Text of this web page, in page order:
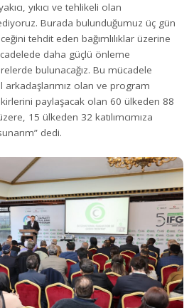
yıkıcı ve tehlikeli olan
Burada bulunduğumuz üç gün
tehdit eden bağımlılıklar üzerine
daha güçlü önleme
bulunacağız. Bu mücadele
olan ve program
paylaşacak olan 60 ülkeden 88
15 ülkeden 32 katılımcımıza
dedi.